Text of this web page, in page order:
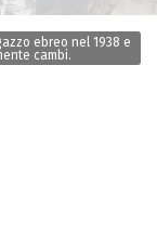
ebreo nel 1938 e
cambi.